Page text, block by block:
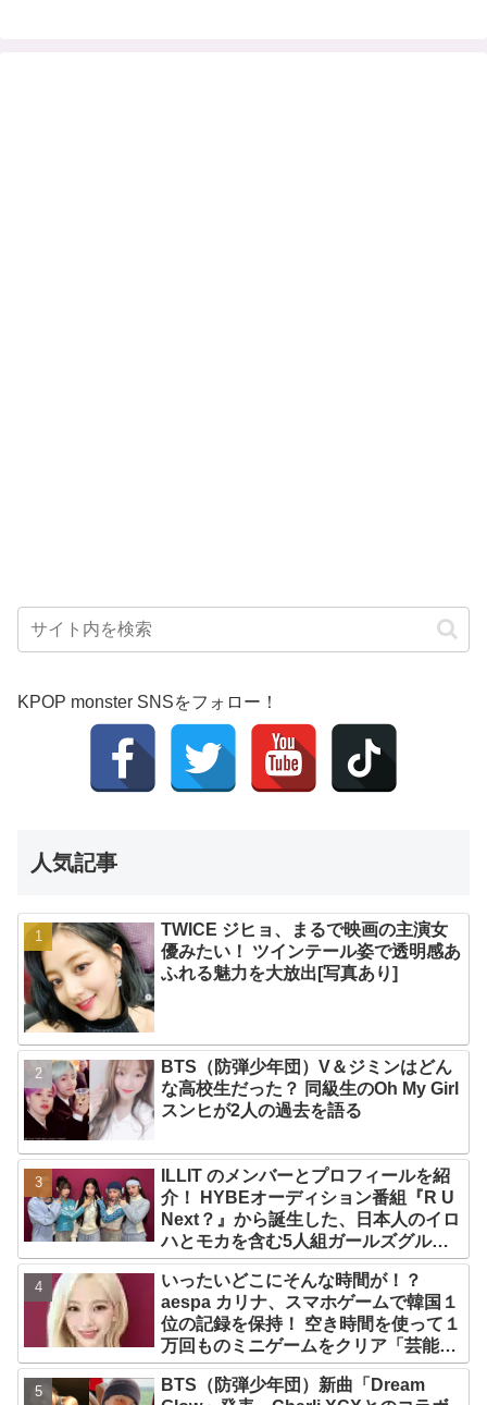
KPOP monster SNSをフォロー！
人気記事
TWICE ジヒョ、まるで映画の主演女
優みたい！ ツインテール姿で透明感あ
ふれる魅力を大放出[写真あり]
BTS（防弾少年団）V＆ジミンはどん
な高校生だった？ 同級生のOh My Girl
スンヒが2人の過去を語る
ILLIT のメンバーとプロフィールを紹
介！ HYBEオーディション番組『R U
Next？』から誕生した、日本人のイロ
ハとモカを含む5人組ガールズグルー
プ！ デビュー曲「Magnetic」がいき
なりの大ヒット
いったいどこにそんな時間が！？
aespa カリナ、スマホゲームで韓国１
位の記録を保持！ 空き時間を使って１
万回ものミニゲームをクリア「芸能人
たちが時間がないと言っているのは全
部嘘」
BTS（防弾少年団）新曲「Dream